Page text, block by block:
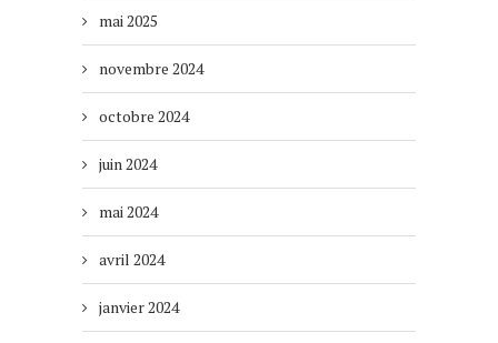
mai 2025
novembre 2024
octobre 2024
juin 2024
mai 2024
avril 2024
janvier 2024